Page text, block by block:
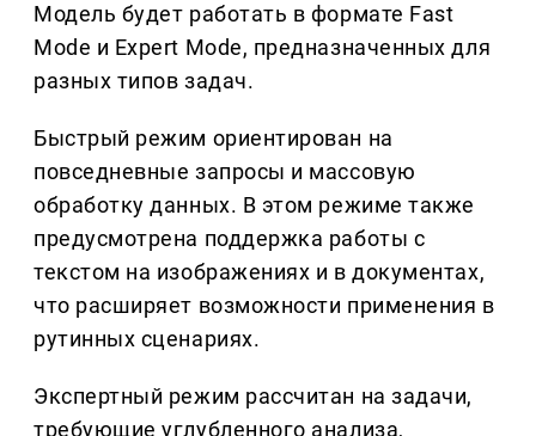
Модель будет работать в формате Fast
Mode и Expert Mode, предназначенных для
разных типов задач.
Быстрый режим ориентирован на
повседневные запросы и массовую
обработку данных. В этом режиме также
предусмотрена поддержка работы с
текстом на изображениях и в документах,
что расширяет возможности применения в
рутинных сценариях.
Экспертный режим рассчитан на задачи,
требующие углубленного анализа,